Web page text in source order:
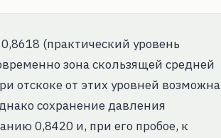
(практический уровень
зона скользящей средней
от этих уровней возможна
сохранение давления
0,8420 и, при его пробое, к